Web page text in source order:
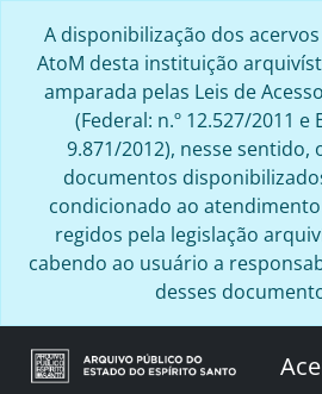
A disponibilização dos
AtoM desta instituição
amparada pelas Leis de
(Federal: n.º 12.527/2011 e
9.871/2012), nesse sentido,
documentos
condicionado ao
regidos pela legislação
cabendo ao usuário a
desses